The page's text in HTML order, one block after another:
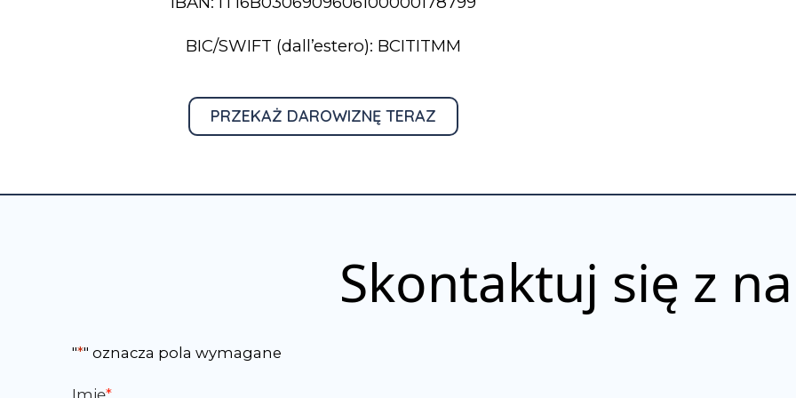
BIC/SWIFT (dall’estero): BCITITMM
PRZEKAŻ DAROWIZNĘ TERAZ
Skontaktuj się z
"*" oznacza pola wymagane
Imię*